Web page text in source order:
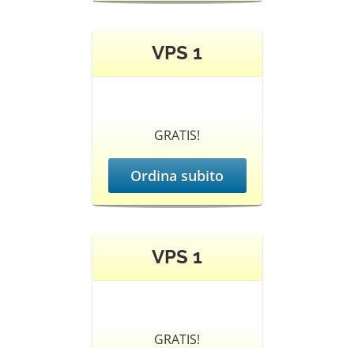
VPS 1
GRATIS!
Ordina subito
VPS 1
GRATIS!